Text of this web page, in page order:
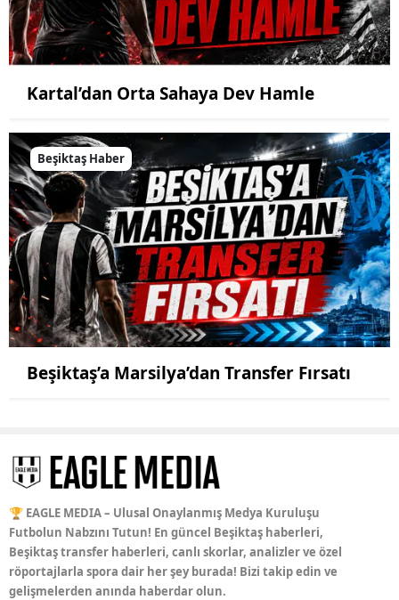
Kartal’dan Orta Sahaya Dev Hamle
Beşiktaş Haber
Beşiktaş’a Marsilya’dan Transfer Fırsatı
🏆 EAGLE MEDIA – Ulusal Onaylanmış Medya Kuruluşu
Futbolun Nabzını Tutun! En güncel Beşiktaş haberleri,
Beşiktaş transfer haberleri, canlı skorlar, analizler ve özel
röportajlarla spora dair her şey burada! Bizi takip edin ve
gelişmelerden anında haberdar olun.